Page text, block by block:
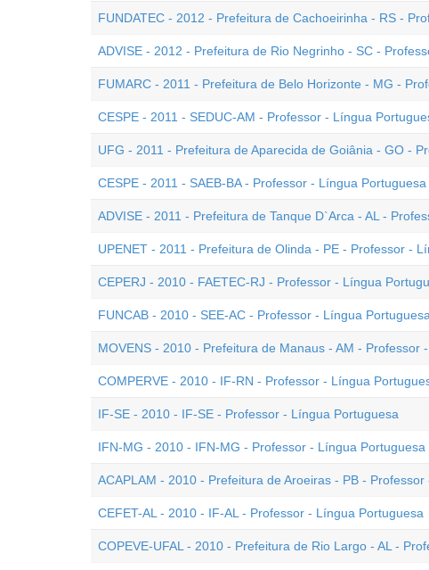
FUNDATEC - 2012 - Prefeitura de Cachoeirinha - RS -
ADVISE - 2012 - Prefeitura de Rio Negrinho - SC -
FUMARC - 2011 - Prefeitura de Belo Horizonte - MG -
CESPE - 2011 - SEDUC-AM - Professor - Língua
UFG - 2011 - Prefeitura de Aparecida de Goiânia - GO -
CESPE - 2011 - SAEB-BA - Professor - Língua Portuguesa
ADVISE - 2011 - Prefeitura de Tanque D`Arca - AL -
UPENET - 2011 - Prefeitura de Olinda - PE - Professor -
CEPERJ - 2010 - FAETEC-RJ - Professor - Língua
FUNCAB - 2010 - SEE-AC - Professor - Língua Portuguesa
MOVENS - 2010 - Prefeitura de Manaus - AM - Professor
COMPERVE - 2010 - IF-RN - Professor - Língua
IF-SE - 2010 - IF-SE - Professor - Língua Portuguesa
IFN-MG - 2010 - IFN-MG - Professor - Língua Portuguesa
ACAPLAM - 2010 - Prefeitura de Aroeiras - PB -
CEFET-AL - 2010 - IF-AL - Professor - Língua Portuguesa
COPEVE-UFAL - 2010 - Prefeitura de Rio Largo - AL -